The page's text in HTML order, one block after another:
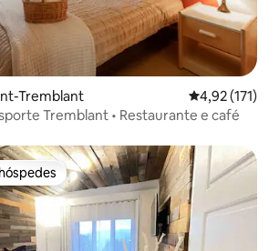
Tremblant 4,92 de uma
4,92 (171)
Tremblant • Restaurante e café
preferidos dos hóspedes